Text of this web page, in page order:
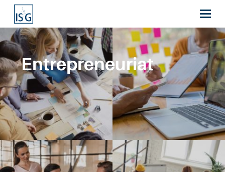
Entrepreneuriat